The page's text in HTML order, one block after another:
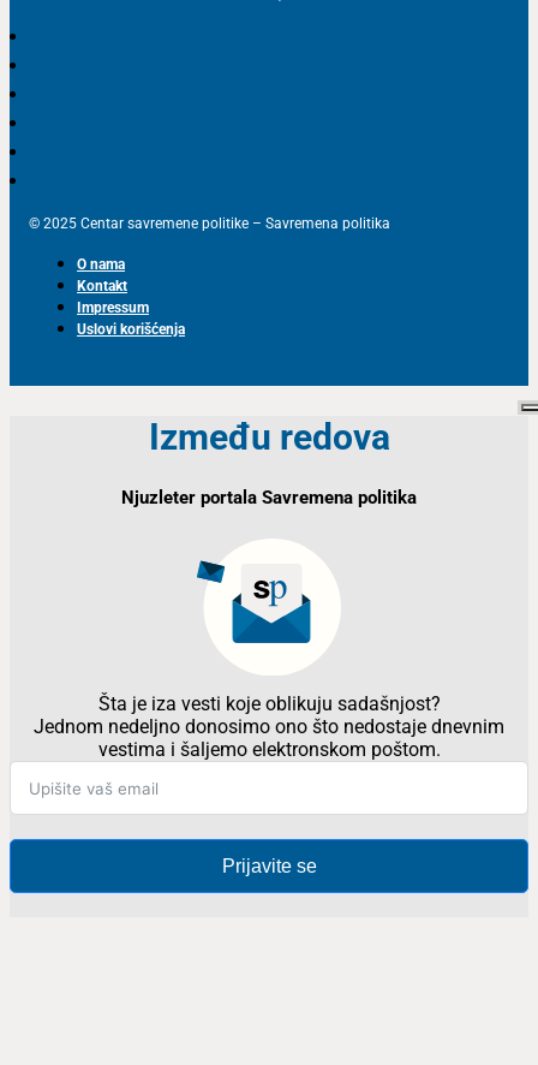
© 2025 Centar savremene politike – Savremena politika
O nama
Kontakt
Impressum
Uslovi korišćenja
Između redova
Njuzleter portala Savremena politika
Šta je iza vesti koje oblikuju sadašnjost?
Jednom nedeljno donosimo ono što nedostaje dnevnim
vestima i šaljemo elektronskom poštom.
Prijavite se